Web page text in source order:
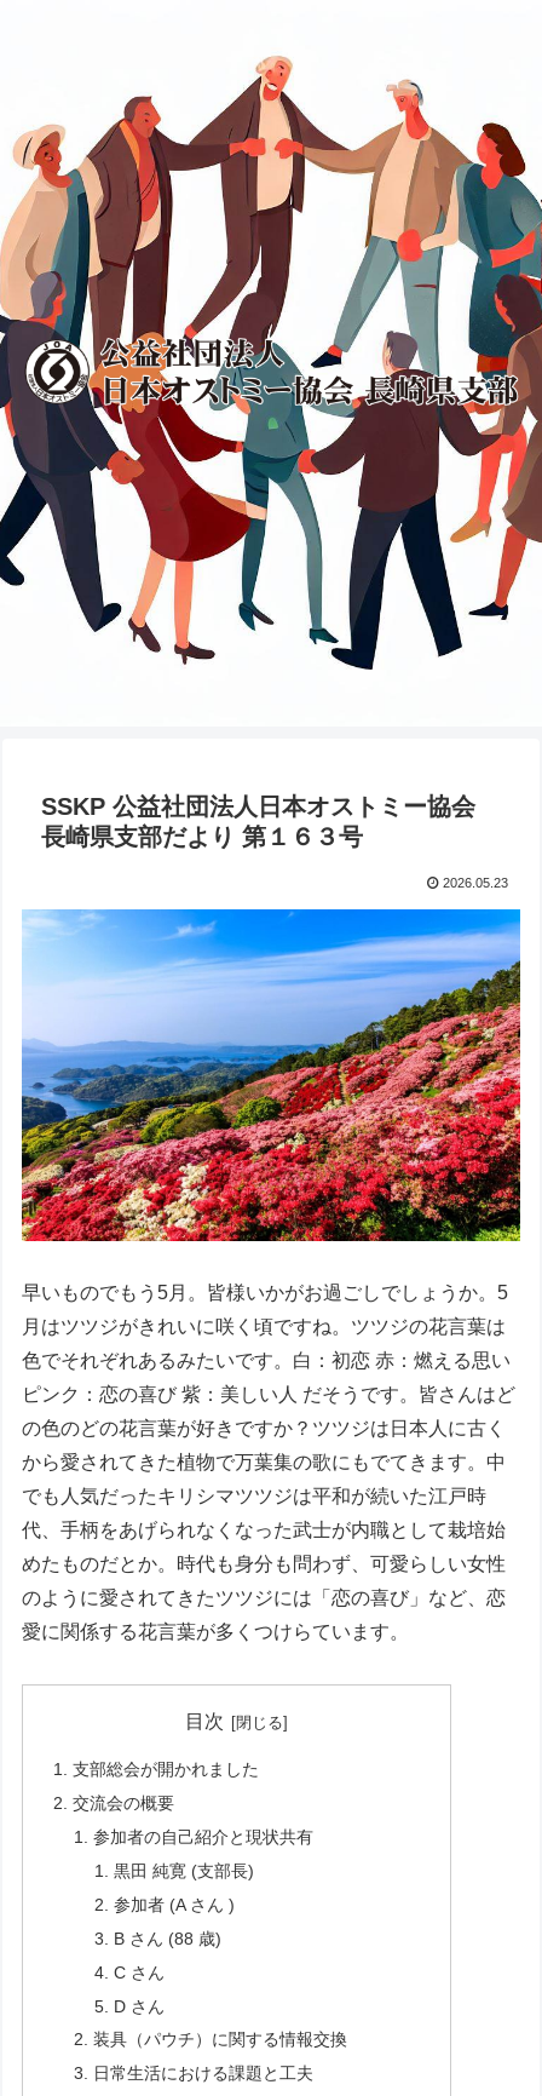
SSKP 公益社団法人日本オストミー協会
長崎県支部だより 第１６３号
2026.05.23
早いものでもう5月。皆様いかがお過ごしでしょうか。5
月はツツジがきれいに咲く頃ですね。ツツジの花言葉は
色でそれぞれあるみたいです。白：初恋 赤：燃える思い
ピンク：恋の喜び 紫：美しい人 だそうです。皆さんはど
の色のどの花言葉が好きですか？ツツジは日本人に古く
から愛されてきた植物で万葉集の歌にもでてきます。中
でも人気だったキリシマツツジは平和が続いた江戸時
代、手柄をあげられなくなった武士が内職として栽培始
めたものだとか。時代も身分も問わず、可愛らしい女性
のように愛されてきたツツジには「恋の喜び」など、恋
愛に関係する花言葉が多くつけらています。
目次
支部総会が開かれました
交流会の概要
参加者の自己紹介と現状共有
黒田 純寛 (支部長)
参加者 (A さん )
B さん (88 歳)
C さん
D さん
装具（パウチ）に関する情報交換
日常生活における課題と工夫